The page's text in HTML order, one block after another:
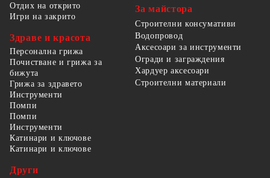
Отдих на открито
Игри на закрито
Здраве и красота
Персонална грижа
Почистване и грижа за
бижута
Грижа за здравето
За майстора
Строителни консумативи
Водопровод
Аксесоари за инструменти
Огради и заграждения
Хардуер аксесоари
Строителни материали
Инструменти
Помпи
Помпи
Инструменти
Катинари и ключове
Катинари и ключове
Други